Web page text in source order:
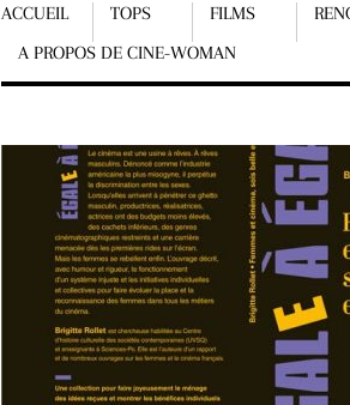
Menu
ACCUEIL TOPS FILMS
A PROPOS DE CINE-WOMAN
Scroll
to